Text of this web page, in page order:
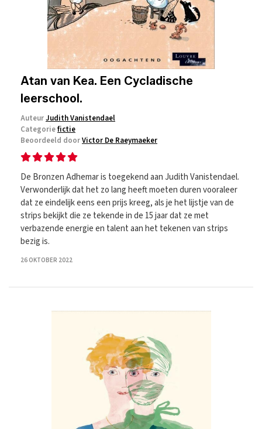
Atan van Kea. Een Cycladische
leerschool.
AuteurJudith Vanistendael
Categoriefictie
Beoordeeld doorVictor De Raeymaeker
De Bronzen Adhemar is toegekend aan Judith Vanistendael.
Verwonderlijk dat het zo lang heeft moeten duren vooraleer
dat ze eindelijk eens een prijs kreeg, als je het lijstje van de
strips bekijkt die ze tekende in de 15 jaar dat ze met
verbazende energie en talent aan het tekenen van strips
bezig is.
26 OKTOBER 2022